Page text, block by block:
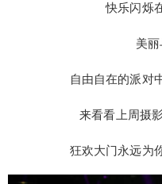
快乐闪烁
美
自由自在的派对
来看看上周摄
狂欢大门永远为
北京工体
在的派对中有多少值
精彩继续！ 活动预告
J NEIL ARMSTRONG